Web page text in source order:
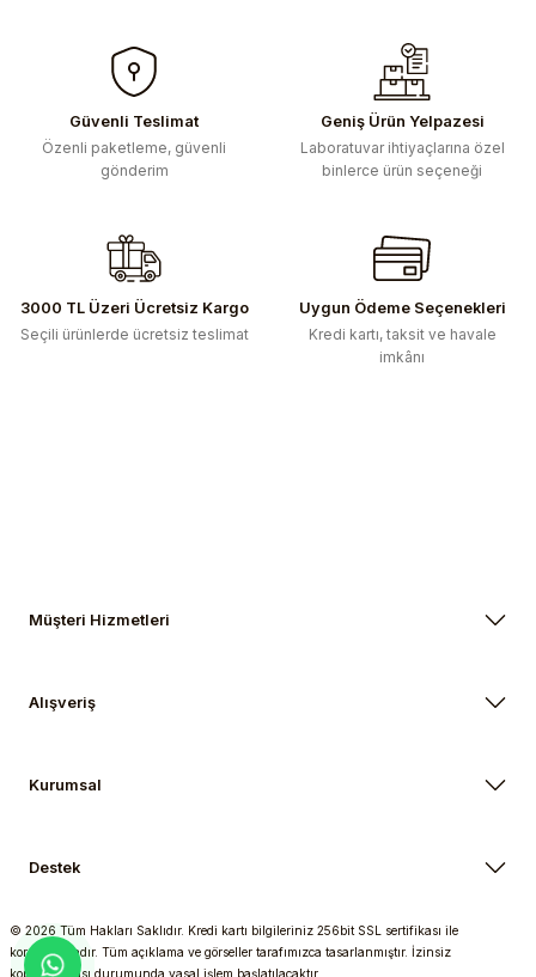
konularda yetersiz gördüğünüz noktaları öneri formunu
kullanarak tarafımıza iletebilirsiniz.
Görüş ve önerileriniz için teşekkür ederiz.
Ürün resmi kalitesiz, bozuk veya görüntülenemiyor.
Ürün fiyatı diğer sitelerden daha pahalı.
Bu ürüne benzer farklı alternatifler olmalı.
Güvenli Teslimat
Özenli paketleme, güvenli
gönderim
Geniş Ürün Yelpazesi
Laboratuvar ihtiyaçlarına özel
binlerce ürün seçeneği
3000 TL Üzeri Ücretsiz Kargo
Seçili ürünlerde ücretsiz teslimat
Uygun Ödeme Seçenekleri
Kredi kartı, taksit ve havale
imkânı
Müşteri Hizmetleri
Alışveriş
Kurumsal
Destek
© 2026 Tüm Hakları Saklıdır. Kredi kartı bilgileriniz 256bit SSL sertifikası ile
korunmaktadır. Tüm açıklama ve görseller tarafımızca tasarlanmıştır. İzinsiz
kopyalanması durumunda yasal işlem başlatılacaktır.